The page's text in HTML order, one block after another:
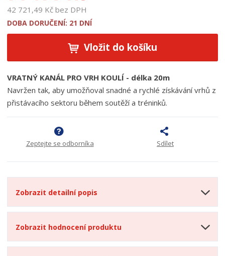
42 721,49 Kč bez DPH
DOBA DORUČENÍ: 21 DNÍ
Vložit do košíku
VRATNÝ KANÁL PRO VRH KOULÍ - délka 20m
Navržen tak, aby umožňoval snadné a rychlé získávání vrhů z
přistávacího sektoru během soutěží a tréninků.
Zeptejte se odborníka Sdílet
Zobrazit detailní popis
Zobrazit hodnocení produktu